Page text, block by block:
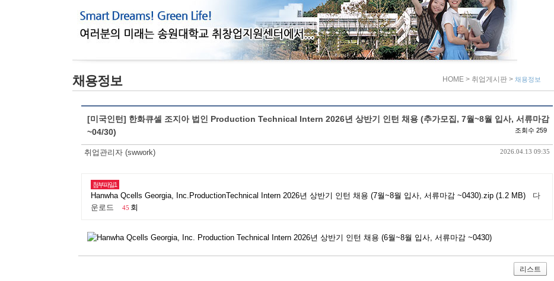
채용정보 HOME > 취업게시판 > 채용정보
[미국인턴] 한화큐셀 조지아 법인 Production Technical Intern 2026년 상반기 인턴 채용 (추가모집, 7월~8월 입사, 서류마감
~04/30)
조회수 259
취업관리자 (swwork) 2026.04.13 09:35
첨부파일1
Hanwha Qcells Georgia, Inc.ProductionTechnical Intern 2026년 상반기 인턴 채용 (7월~8월 입사, 서류마감 ~0430).zip (1.2 MB)
다
운로드
45 회
리스트